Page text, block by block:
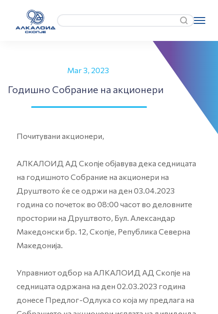
Mar 3, 2023
Годишно Собрание на акционери
Почитувани акционери,
АЛКАЛОИД АД Скопје објавува дека седницата
на годишното Собрание на акционери на
Друштвото ќе се одржи на ден 03.04.2023
година со почеток во 08:00 часот во деловните
простории на Друштвото, Бул. Александар
Македонски бр. 12, Скопје, Република Северна
Македонија.
Управниот одбор на АЛКАЛОИД АД Скопје на
седницата одржана на ден 02.03.2023 година
донесе Предлог-Одлука со која му предлага на